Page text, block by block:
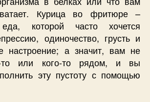
Курица во фритюре –
которой часто хочется
одиночество, грусть и
настроение; а значит, вам не
то или кого-то рядом, и вы
эту пустоту с помощью